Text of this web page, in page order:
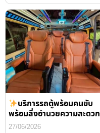
บริการรถตู้พร้อมคนขับ
พร้อมสิ่งอำนวยความสะดวก
27/06/2026